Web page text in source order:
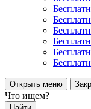
Открыть меню
Что ищем?